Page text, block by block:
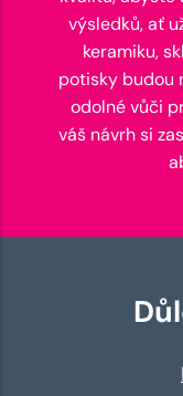
výsledků, ať
keramiku,
potisky budou
odolné vůči
váš návrh si